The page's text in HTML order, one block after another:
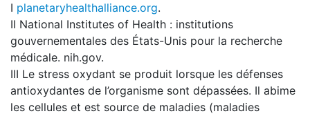
I planetaryhealthalliance.org.
II National Institutes of Health : institutions
gouvernementales des États-Unis pour la recherche
médicale. nih.gov.
III Le stress oxydant se produit lorsque les défenses
antioxydantes de l’organisme sont dépassées. Il abime
les cellules et est source de maladies (maladies